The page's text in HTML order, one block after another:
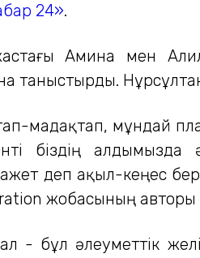
24».
Амина мен
таныстырды.
мадақтап, мұндай
біздің
деп ақыл-кеңес
жобасының
- бұл әлеуметтік